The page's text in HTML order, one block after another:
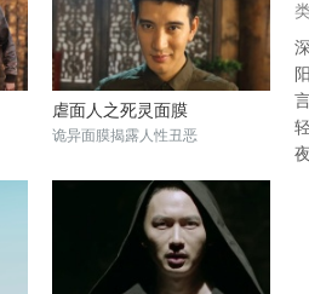
虐面人之死灵面膜
诡异面膜揭露人性丑恶